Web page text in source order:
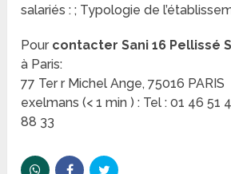
salariés : ; Typologie de
Pour contacter Sani 16 Pellissé
à Paris:
77 Ter r Michel Ange, 75016 PARIS
exelmans (< 1 min ) : Tel : 01 46 51
88 33